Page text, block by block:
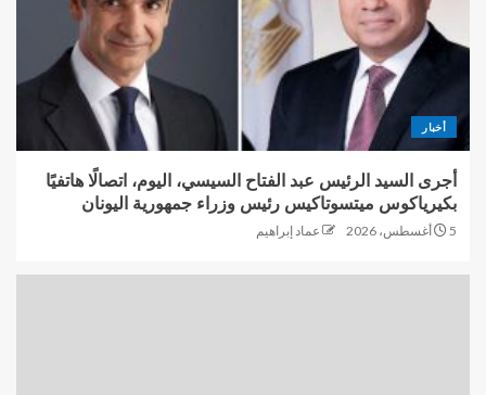
أخبار
أجرى السيد الرئيس عبد الفتاح السيسي، اليوم، اتصالًا هاتفيًا
بكيرياكوس ميتسوتاكيس رئيس وزراء جمهورية اليونان
5 أغسطس، 2026 عماد إبراهيم